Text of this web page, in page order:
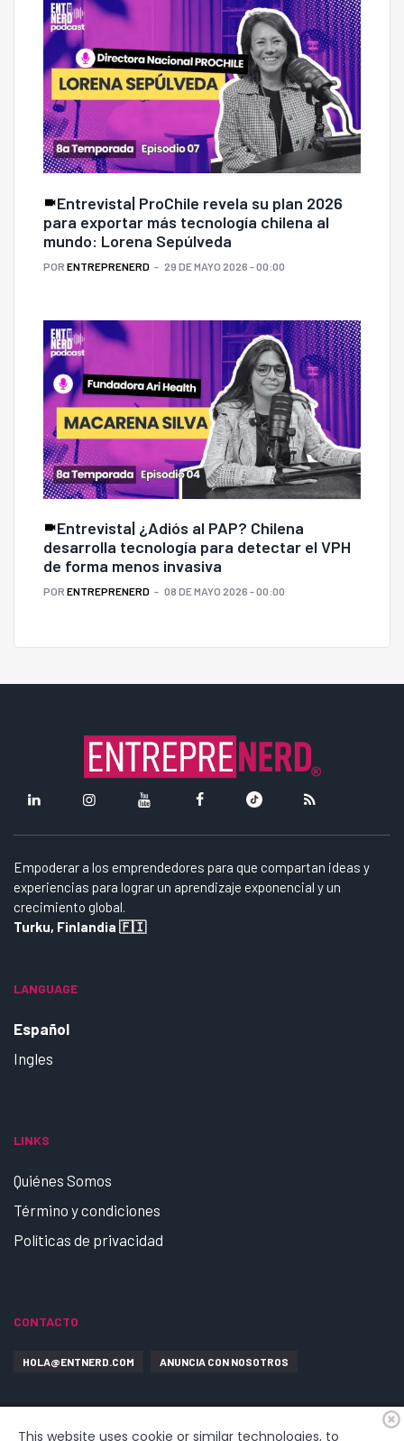
Entrevista| ProChile revela su plan 2026
para exportar más tecnología chilena al
mundo: Lorena Sepúlveda
POR ENTREPRENERD 29 DE MAYO 2026 - 00:00
Entrevista| ¿Adiós al PAP? Chilena
desarrolla tecnología para detectar el VPH
de forma menos invasiva
POR ENTREPRENERD 08 DE MAYO 2026 - 00:00
Empoderar a los emprendedores para que compartan ideas y
experiencias para lograr un aprendizaje exponencial y un
crecimiento global.
Turku, Finlandia 🇫🇮
LANGUAGE
Español
Ingles
LINKS
Quiénes Somos
Término y condiciones
Políticas de privacidad
CONTACTO
HOLA@ENTNERD.COM ANUNCIA CON NOSOTROS
This website uses cookie or similar technologies, to